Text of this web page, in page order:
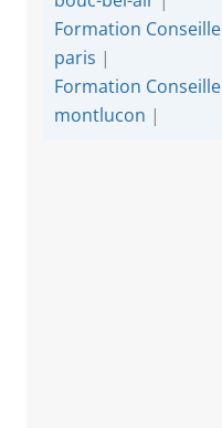
Formation
paris |
Formation
montlucon |